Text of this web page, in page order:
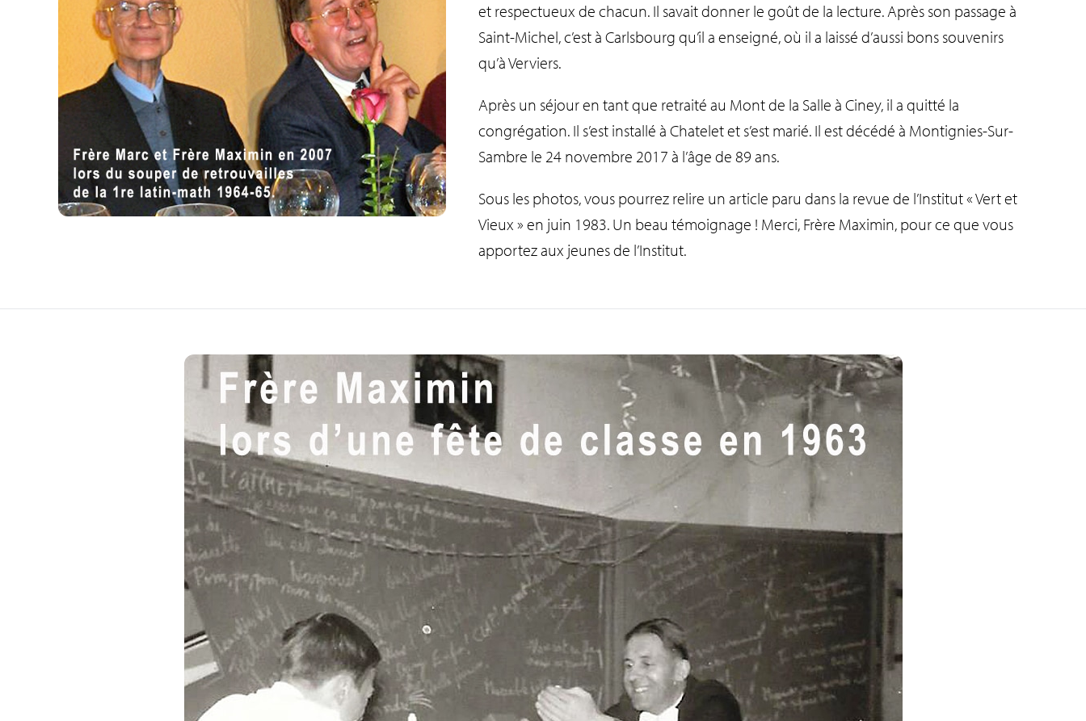
et respectueux de chacun. Il savait donner le goût de la lecture. Après son passage à
Saint-Michel, c’est à Carlsbourg qu’il a enseigné, où il a laissé d’aussi bons souvenirs
qu’à Verviers.
Après un séjour en tant que retraité au Mont de la Salle à Ciney, il a quitté la
congrégation. Il s’est installé à Chatelet et s’est marié. Il est décédé à Montignies-Sur-
Sambre le 24 novembre 2017 à l’âge de 89 ans.
Sous les photos, vous pourrez relire un article paru dans la revue de l’Institut « Vert et
Vieux » en juin 1983. Un beau témoignage ! Merci, Frère Maximin, pour ce que vous
apportez aux jeunes de l’Institut.